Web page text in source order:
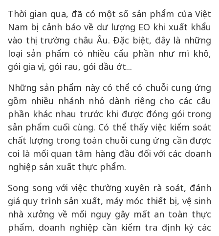
Thời gian qua, đã có một số sản phẩm của Việt
Nam bị cảnh báo về dư lượng EO khi xuất khẩu
vào thị trường châu Âu. Đặc biệt, đây là những
loại sản phẩm có nhiều cấu phần như mì khô,
gói gia vị, gói rau, gói dầu ớt...
Những sản phẩm này có thể có chuỗi cung ứng
gồm nhiều nhánh nhỏ dành riêng cho các cấu
phần khác nhau trước khi được đóng gói trong
sản phẩm cuối cùng. Có thể thấy việc kiểm soát
chất lượng trong toàn chuỗi cung ứng cần được
coi là mối quan tâm hàng đầu đối với các doanh
nghiệp sản xuất thực phẩm.
Song song với việc thường xuyên rà soát, đánh
giá quy trình sản xuất, máy móc thiết bị, vệ sinh
nhà xưởng về mối nguy gây mất an toàn thực
phẩm, doanh nghiệp cần kiểm tra định kỳ các